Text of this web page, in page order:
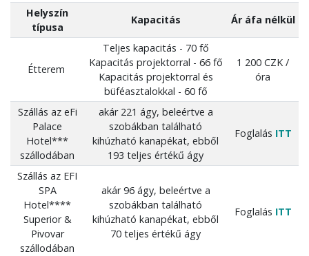
Helyszín
típusa
Kapacitás Ár áfa nélkül
Étterem
Teljes kapacitás - 70 fő
Kapacitás projektorral - 66 fő
Kapacitás projektorral és
büféasztalokkal - 60 fő
1 200 CZK /
óra
Szállás az eFi
Palace
Hotel***
szállodában
akár 221 ágy, beleértve a
szobákban található
kihúzható kanapékat, ebből
193 teljes értékű ágy
Foglalás ITT
Szállás az EFI
SPA
Hotel****
Superior &
Pivovar
szállodában
akár 96 ágy, beleértve a
szobákban található
kihúzható kanapékat, ebből
70 teljes értékű ágy
Foglalás ITT